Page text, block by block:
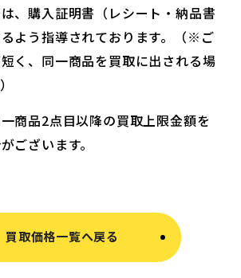
、購入証明書（レシート・納品書
よう指導されております。（※ご
く、同一商品を買取に出される場
商品2点目以降の買取上限金額を
ございます。
買取価格一覧へ戻る